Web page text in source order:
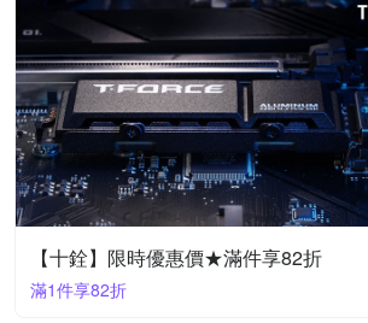
【十銓】限時優惠價★滿件享82折
滿1件享82折